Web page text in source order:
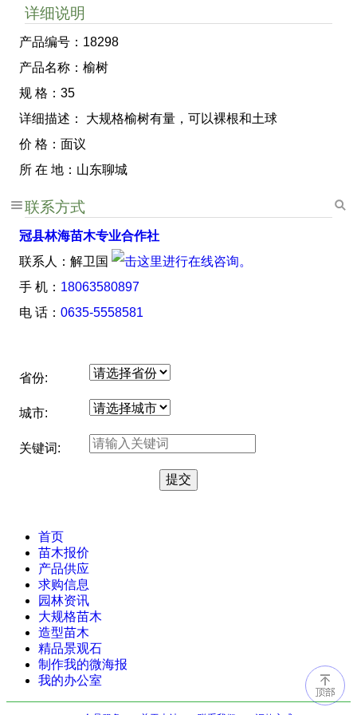
详细说明
产品编号：18298
产品名称：榆树
规 格：35
详细描述： 大规格榆树有量，可以裸根和土球
价 格：面议
所 在 地：山东聊城
联系方式
冠县林海苗木专业合作社
联系人：解卫国
手 机： 18063580897
电 话： 0635-5558581
省份:
城市:
关键词:
首页
苗木报价
产品供应
求购信息
园林资讯
大规格苗木
造型苗木
精品景观石
制作我的微海报
我的办公室